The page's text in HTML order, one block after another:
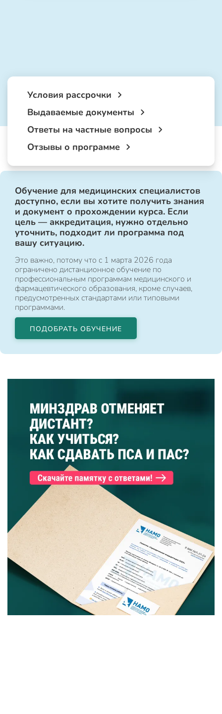
Условия рассрочки
Выдаваемые документы
Ответы на частные вопросы
Отзывы о программе
Обучение для медицинских специалистов
доступно, если вы хотите получить знания
и документ о прохождении курса. Если
цель — аккредитация, нужно отдельно
уточнить, подходит ли программа под
вашу ситуацию.
Это важно, потому что с 1 марта 2026 года
ограничено дистанционное обучение по
профессиональным программам медицинского и
фармацевтического образования, кроме случаев,
предусмотренных стандартами или типовыми
программами.
ПОДОБРАТЬ ОБУЧЕНИЕ